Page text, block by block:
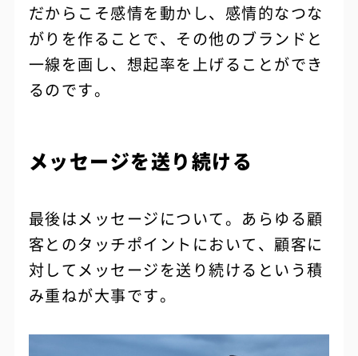
だからこそ感情を動かし、感情的なつな
がりを作ることで、その他のブランドと
一線を画し、想起率を上げることができ
るのです。
メッセージを送り続ける
最後はメッセージについて。あらゆる顧
客とのタッチポイントにおいて、顧客に
対してメッセージを送り続けるという積
み重ねが大事です。